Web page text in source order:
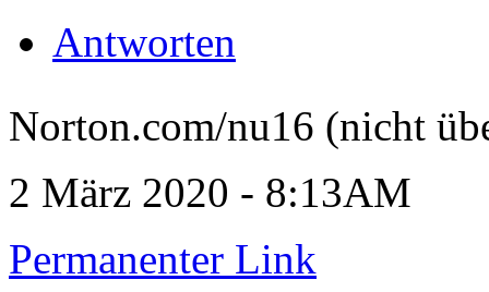
Antworten
Norton.com/nu16 (nicht
2 März 2020 - 8:13AM
Permanenter Link